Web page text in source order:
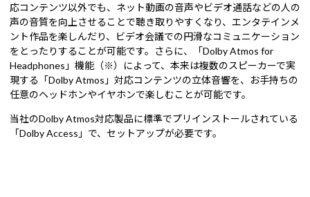
応コンテンツ以外でも、ネット動画の音声やビデオ通話などの人の
声の音質を向上させることで聴き取りやすくなり、エンタテインメ
ント作品を楽しんだり、ビデオ会議での円滑なコミュニケーション
をとったりすることが可能です。さらに、「Dolby Atmos for
Headphones」機能（※）によって、本来は複数のスピーカーで実
現する「Dolby Atmos」対応コンテンツの立体音響を、お手持ちの
任意のヘッドホンやイヤホンで楽しむことが可能です。
当社のDolby Atmos対応製品に標準でプリインストールされている
「Dolby Access」で、セットアップが必要です。